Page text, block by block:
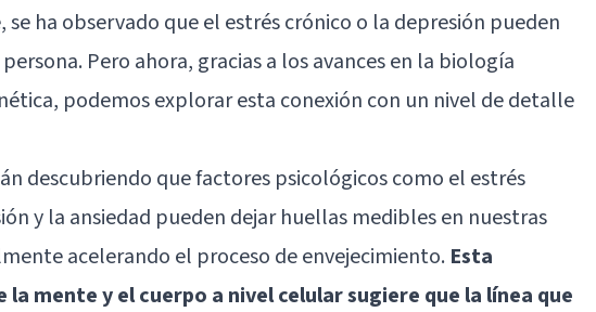
ha observado que el estrés crónico o la depresión pueden
Pero ahora, gracias a los avances en la biología
podemos explorar esta conexión con un nivel de detalle
descubriendo que factores psicológicos como el estrés
y la ansiedad pueden dejar huellas medibles en nuestras
acelerando el proceso de envejecimiento. Esta
mente y el cuerpo a nivel celular sugiere que la línea que